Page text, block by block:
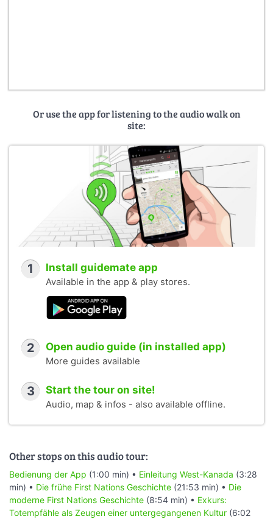
Or use the app for listening to the audio walk on
site:
1 Install guidemate app
Available in the app & play stores.
2 Open audio guide (in installed app)
More guides available
3 Start the tour on site!
Audio, map & infos - also available offline.
Other stops on this audio tour:
Bedienung der App (1:00 min) • Einleitung West-Kanada (3:28
min) • Die frühe First Nations Geschichte (21:53 min) • Die
moderne First Nations Geschichte (8:54 min) • Exkurs:
Totempfähle als Zeugen einer untergegangenen Kultur (6:02